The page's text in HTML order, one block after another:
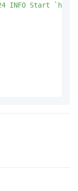
INFO Start